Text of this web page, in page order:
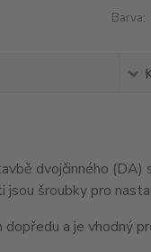
Barva:
dvojčinného (DA)
šroubky pro
a je vhodný